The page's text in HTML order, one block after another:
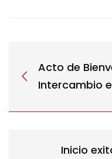
Acto de
Intercambio
Inicio